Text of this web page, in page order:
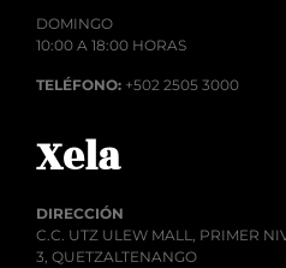
DOMINGO
10:00 A 18:00 HORAS
TELÉFONO: +502 2505 3000
Xela
DIRECCIÓN
C.C. UTZ ULEW MALL, PRIMER
3, QUETZALTENANGO